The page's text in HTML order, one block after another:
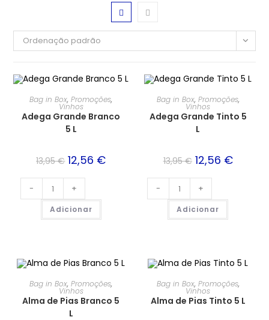
Ordenação padrão
PROMOÇÃO!
Bag in Box,Promoções,
Vinhos
Adega Grande Branco
5 L
13,95€ 12,56 €
- +
Adicionar
PROMOÇÃO!
Bag in Box, Promoções,
Vinhos
Adega Grande Tinto 5
L
13,95€ 12,56 €
- +
Adicionar
PROMOÇÃO!
Bag in Box,Promoções,
Vinhos
Alma de Pias Branco 5
L
PROMOÇÃO!
Bag in Box, Promoções,
Vinhos
Alma de Pias Tinto 5 L